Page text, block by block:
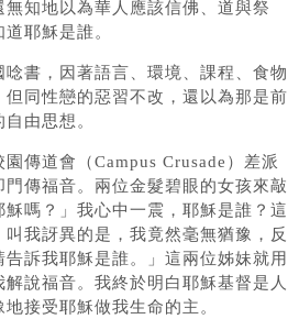
知地以為華人應該信佛、道與祭
耶穌是誰。
書，因著語言、環境、課程、食物
同性戀的惡習不改，還以為那是前
由思想。
傳道會（Campus Crusade）差派
傳福音。兩位金髮碧眼的女孩來敲
嗎？」我心中一震，耶穌是誰？這
我訝異的是，我竟然毫無猶豫，反
訴我耶穌是誰。」這兩位姊妹就用
解說福音。我終於明白耶穌基督是人
接受耶穌做我生命的主。